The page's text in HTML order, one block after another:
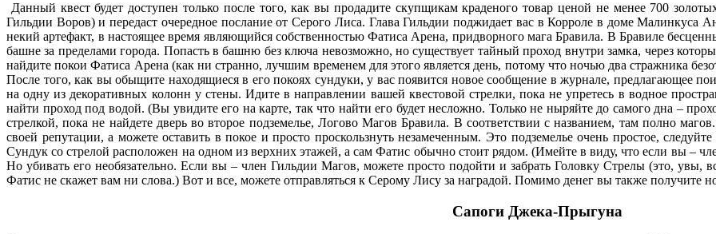
Данный квест будет доступен только после того, как вы продадите скупщикам краденого товар ценой не менее 700
Гильдии Воров) и передаст очередное послание от Серого Лиса. Глава Гильдии поджидает вас в Корроле в доме Малинкуса
некий артефакт, в настоящее время являющийся собственностью Фатиса Арена, придворного мага Бравила. В Бравиле
башне за пределами города. Попасть в башню без ключа невозможно, но существует тайный проход внутри замка, через
найдите покои Фатиса Арена (как ни странно, лучшим временем для этого является день, потому что ночью два стражника
После того, как вы обыщите находящиеся в его покоях сундуки, у вас появится новое сообщение в журнале, предлагающее
на одну из декоративных колонн у стены. Идите в направлении вашей квестовой стрелки, пока не упретесь в водное
найти проход под водой. (Вы увидите его на карте, так что найти его будет несложно. Только не ныряйте до самого дна –
стрелкой, пока не найдете дверь во второе подземелье, Логово Магов Бравила. В соответствии с названием, там полно
своей репутации, а можете оставить в покое и просто проскользнуть незамеченным. Это подземелье очень простое,
Сундук со стрелой расположен на одном из верхних этажей, а сам Фатис обычно стоит рядом. (Имейте в виду, что если вы –
Но убивать его необязательно. Если вы – член Гильдии Магов, можете просто подойти и забрать Головку Стрелы (это, увы,
Фатис не скажет вам ни слова.) Вот и все, можете отправляться к Серому Лису за наградой. Помимо денег вы также получите
Сапоги Джека-Прыгуна